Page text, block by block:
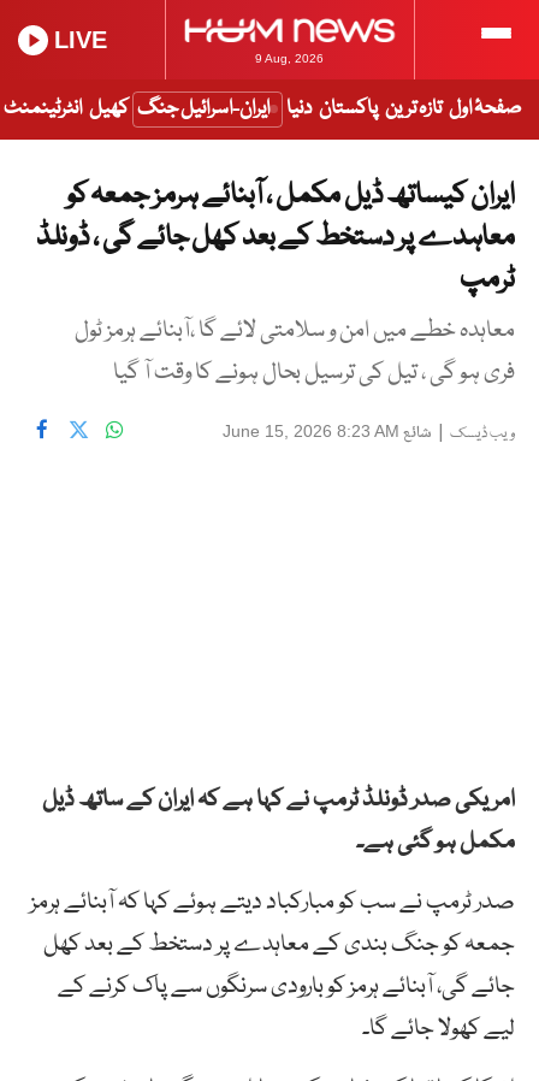
9 Aug, 2026
LIVE
صفحۂ اول تازہ ترین پاکستان دنیا ایران-اسرائیل جنگ کھیل انٹرٹینمنٹ
ایران کیساتھ ڈیل مکمل ، آبنائے ہرمز جمعہ کو
معاہدے پر دستخط کے بعد کھل جائے گی ، ڈونلڈ
ٹرمپ
معاہدہ خطے میں امن و سلامتی لائے گا ،آبنائے ہرمز ٹول
فری ہو گی ، تیل کی ترسیل بحال ہونے کا وقت آ گیا
ویب ڈیسک | شائع June 15, 2026 8:23 AM
امریکی صدر ڈونلڈ ٹرمپ نے کہا ہے کہ ایران کے ساتھ ڈیل
مکمل ہو گئی ہے۔
صدر ٹرمپ نے سب کو مبارکباد دیتے ہوئے کہا کہ آبنائے ہرمز
جمعہ کو جنگ بندی کے معاہدے پر دستخط کے بعد کھل
جائے گی، آبنائے ہرمز کو بارودی سرنگوں سے پاک کرنے کے
لیے کھولا جائے گا۔